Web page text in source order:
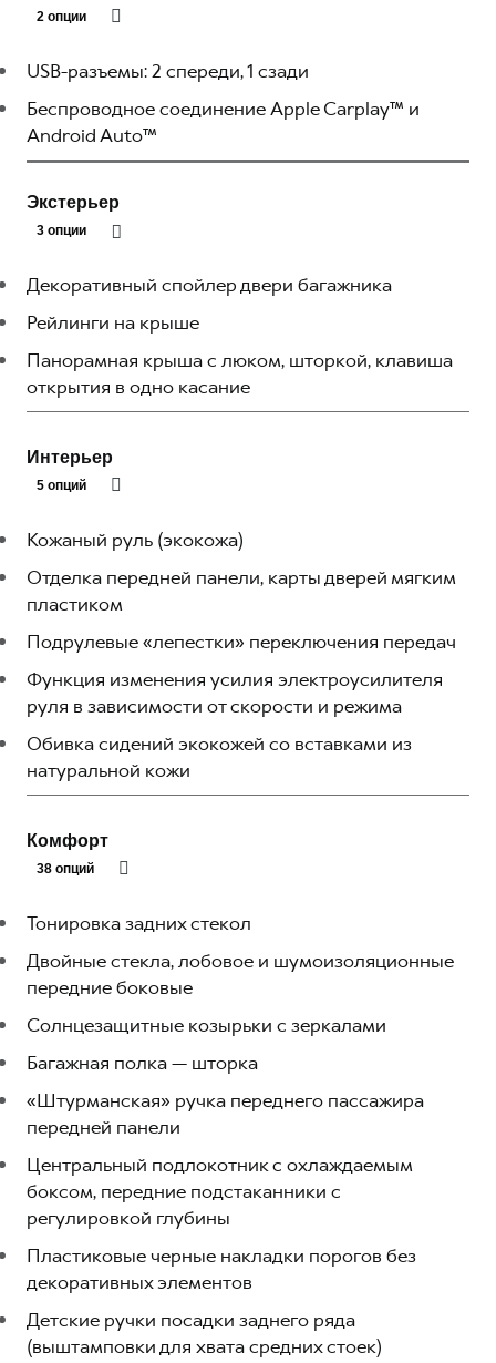
2 опции
USB-разъемы: 2 спереди, 1 сзади
Беспроводное соединение Apple Carplay™ и
Android Auto™
Экстерьер
3 опции
Декоративный спойлер двери багажника
Рейлинги на крыше
Панорамная крыша с люком, шторкой, клавиша
открытия в одно касание
Интерьер
5 опций
Кожаный руль (экокожа)
Отделка передней панели, карты дверей мягким
пластиком
Подрулевые «лепестки» переключения передач
Функция изменения усилия электроусилителя
руля в зависимости от скорости и режима
Обивка сидений экокожей со вставками из
натуральной кожи
Комфорт
38 опций
Тонировка задних стекол
Двойные стекла, лобовое и шумоизоляционные
передние боковые
Солнцезащитные козырьки с зеркалами
Багажная полка — шторка
«Штурманская» ручка переднего пассажира
передней панели
Центральный подлокотник с охлаждаемым
боксом, передние подстаканники c
регулировкой глубины
Пластиковые черные накладки порогов без
декоративных элементов
Детские ручки посадки заднего ряда
(выштамповки для хвата средних стоек)